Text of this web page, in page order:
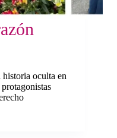
historia oculta en